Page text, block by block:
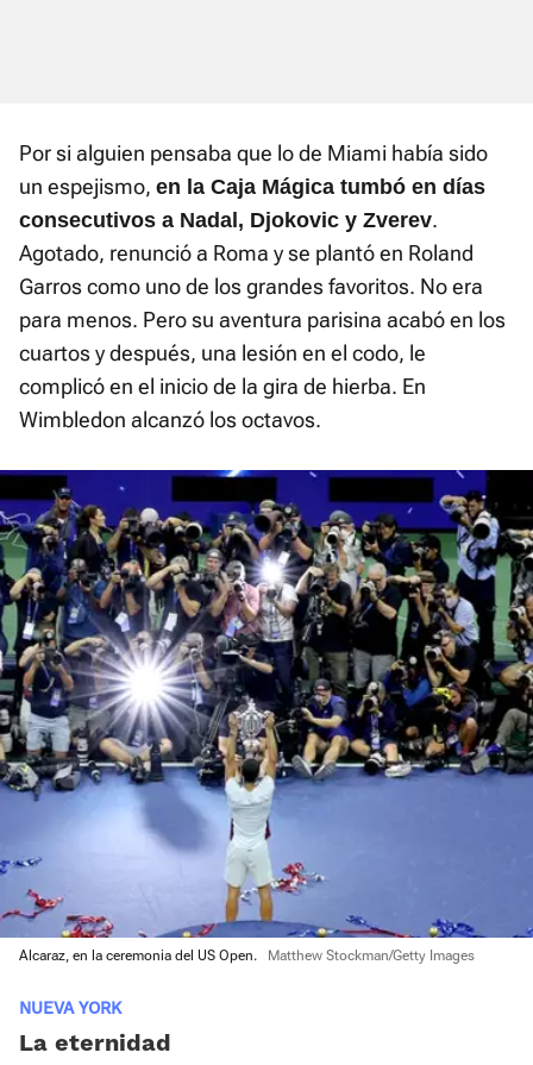
Por si alguien pensaba que lo de Miami había sido
un espejismo, en la Caja Mágica tumbó en días
consecutivos a Nadal, Djokovic y Zverev.
Agotado, renunció a Roma y se plantó en Roland
Garros como uno de los grandes favoritos. No era
para menos. Pero su aventura parisina acabó en los
cuartos y después, una lesión en el codo, le
complicó en el inicio de la gira de hierba. En
Wimbledon alcanzó los octavos.
Alcaraz, en la ceremonia del US Open. Matthew Stockman/Getty Images
NUEVA YORK
La eternidad